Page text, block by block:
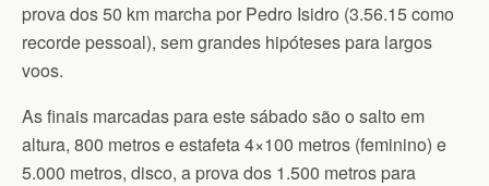
prova dos 50 km marcha por Pedro Isidro (3.56.15 como
recorde pessoal), sem grandes hipóteses para largos
voos.
As finais marcadas para este sábado são o salto em
altura, 800 metros e estafeta 4×100 metros (feminino) e
5.000 metros, disco, a prova dos 1.500 metros para